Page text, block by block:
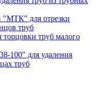
"МТК" для отрезки
труб
труб малого
для удаления
труб